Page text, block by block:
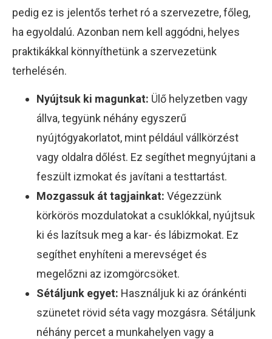
pedig ez is jelentős terhet ró a szervezetre, főleg,
ha egyoldalú. Azonban nem kell aggódni, helyes
praktikákkal könnyíthetünk a szervezetünk
terhelésén.
Nyújtsuk ki magunkat: Ülő helyzetben vagy
állva, tegyünk néhány egyszerű
nyújtógyakorlatot, mint például vállkörzést
vagy oldalra dőlést. Ez segíthet megnyújtani a
feszült izmokat és javítani a testtartást.
Mozgassuk át tagjainkat: Végezzünk
körkörös mozdulatokat a csuklókkal, nyújtsuk
ki és lazítsuk meg a kar- és lábizmokat. Ez
segíthet enyhíteni a merevséget és
megelőzni az izomgörcsöket.
Sétáljunk egyet: Használjuk ki az óránkénti
szünetet rövid séta vagy mozgásra. Sétáljunk
néhány percet a munkahelyen vagy a